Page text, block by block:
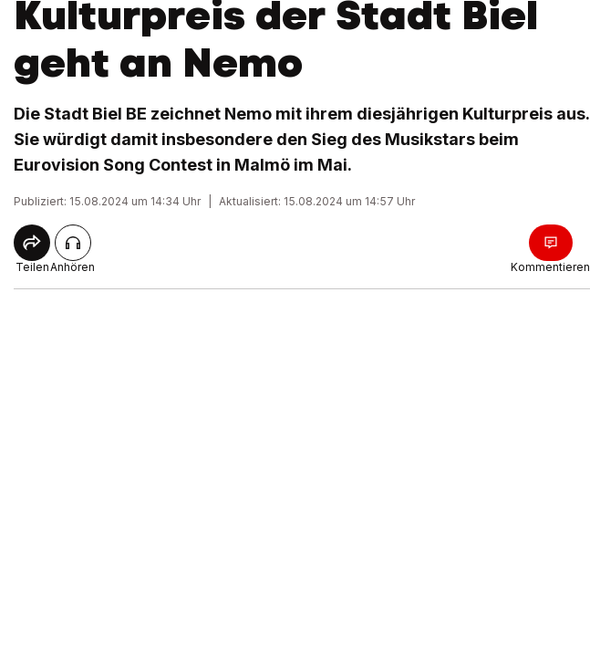
Kulturpreis der Stadt Biel
geht an Nemo
Die Stadt Biel BE zeichnet Nemo mit ihrem diesjährigen Kulturpreis aus.
Sie würdigt damit insbesondere den Sieg des Musikstars beim
Eurovision Song Contest in Malmö im Mai.
Publiziert: 15.08.2024 um 14:34 Uhr Aktualisiert: 15.08.2024 um 14:57 Uhr
TeilenAnhören Kommentieren